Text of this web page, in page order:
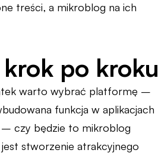
treści, a mikroblog na ich
po kroku
warto wybrać platformę –
funkcja w aplikacjach
– czy będzie to mikroblog
stworzenie atrakcyjnego